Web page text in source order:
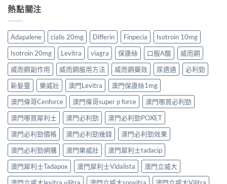
熱點關注
Adapalene cialis 20mg Differin Finpecia
Isotroin 10mg
Isotroin 20mg
Levitra viagra 保康絲 口服A酸
威而鋼
威而鋼副作用
威而鋼服用方法 威而鋼藥效 尿適通
必利勁
新髮靈
樂威壯 澳門Levitra
澳門保康絲1mg
澳門偉哥Cenforce
澳門偉哥super p force
澳門哪買必利勁
澳門哪買犀利士
澳門必利勁
澳門必利勁POXET
澳門必利勁價格
澳門必利勁幾錢
澳門必利勁效果
澳門必利勁網購
澳門樂威壯
澳門犀利士tadacip
澳門犀利士Tadapox
澳門犀利士Vidalista
澳門立威大